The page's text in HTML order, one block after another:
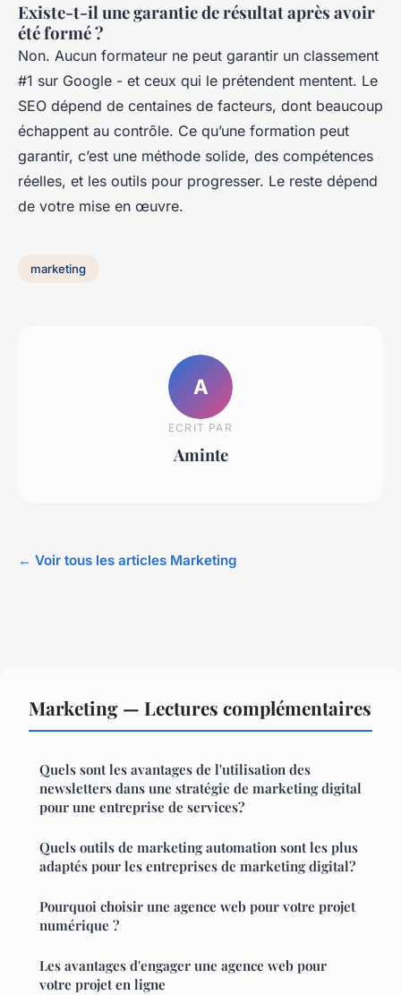
Existe-t-il une garantie de résultat après avoir
été formé ?
Non. Aucun formateur ne peut garantir un classement
#1 sur Google - et ceux qui le prétendent mentent. Le
SEO dépend de centaines de facteurs, dont beaucoup
échappent au contrôle. Ce qu’une formation peut
garantir, c’est une méthode solide, des compétences
réelles, et les outils pour progresser. Le reste dépend
de votre mise en œuvre.
marketing
A
ECRIT PAR
Aminte
← Voir tous les articles Marketing
Marketing — Lectures complémentaires
Quels sont les avantages de l'utilisation des
newsletters dans une stratégie de marketing digital
pour une entreprise de services?
Quels outils de marketing automation sont les plus
adaptés pour les entreprises de marketing digital?
Pourquoi choisir une agence web pour votre projet
numérique ?
Les avantages d'engager une agence web pour
votre projet en ligne